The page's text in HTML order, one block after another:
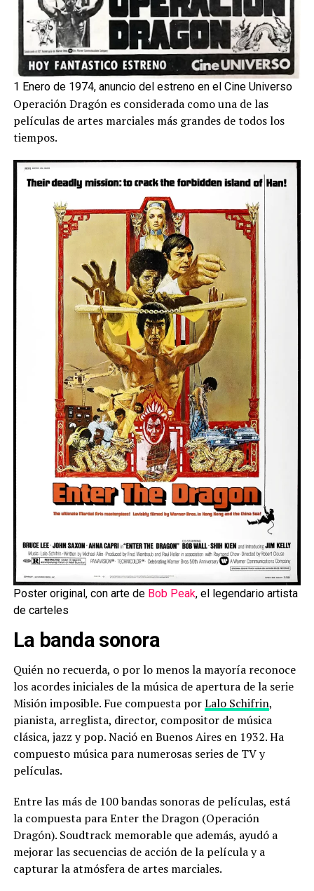
1 Enero de 1974, anuncio del estreno en el Cine Universo
Operación Dragón es considerada como una de las
películas de artes marciales más grandes de todos los
tiempos.
Poster original, con arte de Bob Peak, el legendario artista
de carteles
La banda sonora
Quién no recuerda, o por lo menos la mayoría reconoce
los acordes iniciales de la música de apertura de la serie
Misión imposible. Fue compuesta porLalo Schifrin,
pianista, arreglista, director, compositor de música
clásica, jazz y pop. Nació en Buenos Aires en 1932. Ha
compuesto música para numerosas series de TV y
películas.
Entre las más de 100 bandas sonoras de películas, está
la compuesta para Enter the Dragon (Operación
Dragón). Soudtrack memorable que además, ayudó a
mejorar las secuencias de acción de la película y a
capturar la atmósfera de artes marciales.